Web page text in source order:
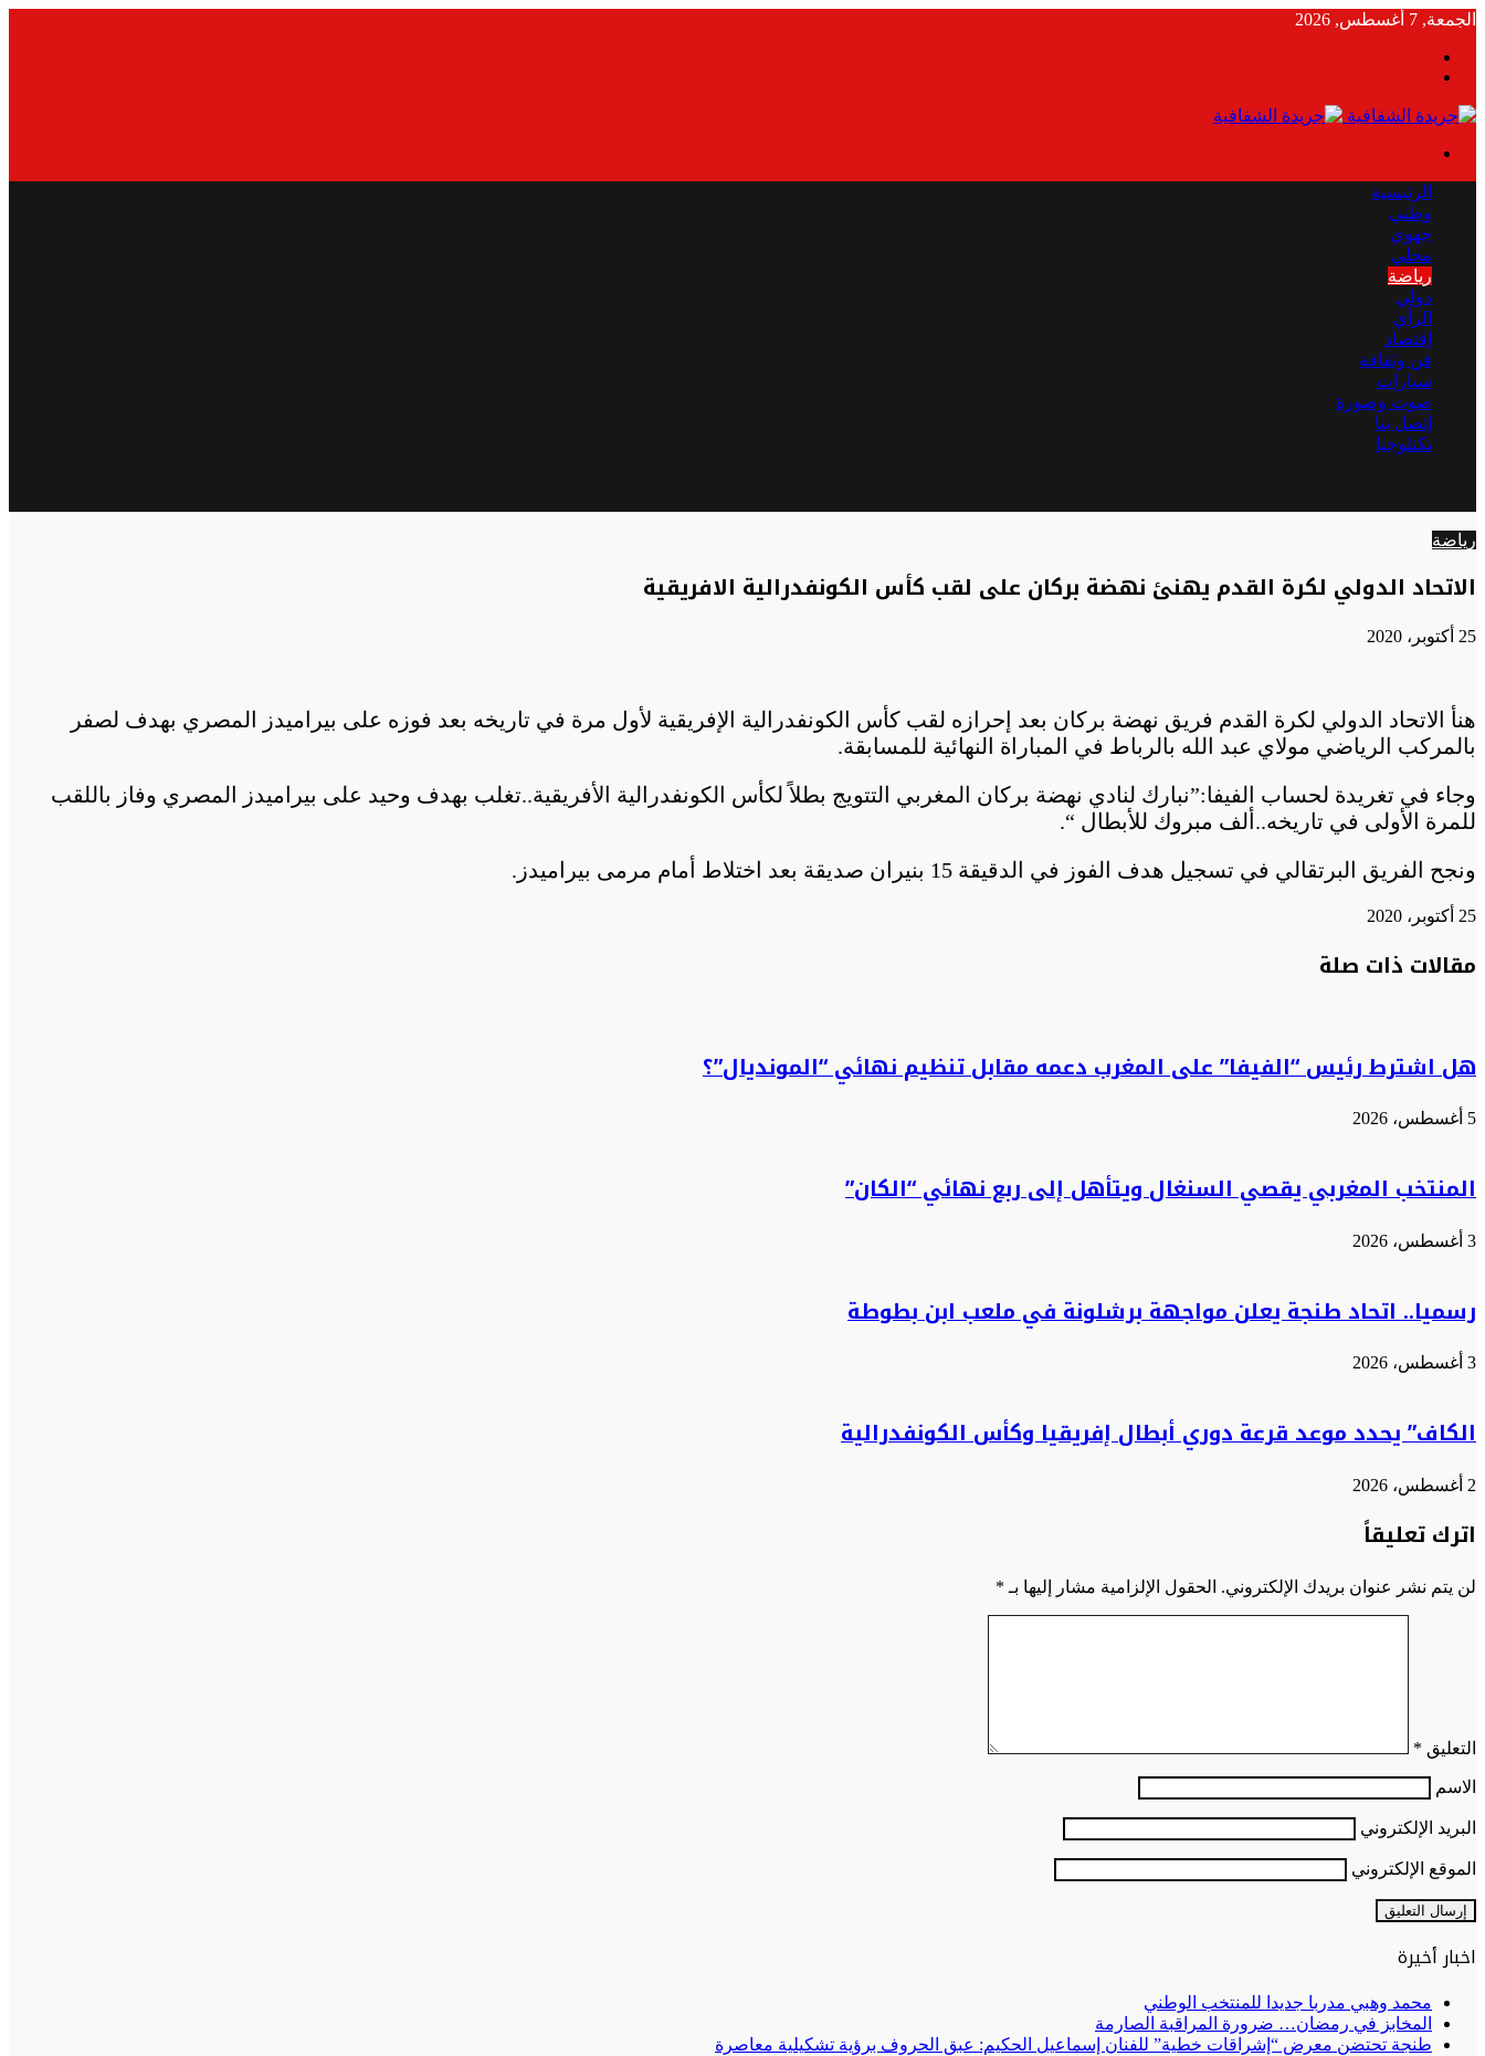
الجمعة, 7 أغسطس, 2026
الرئيسية
وطني
جهوي
محلي
رياضة
دولي
الرأي
إقتصاد
فن وثقافة
سيارات
صوت وصورة
إتصل بنا
تكنلوجيا
رياضة
الاتحاد الدولي لكرة القدم يهنئ نهضة بركان على لقب كأس الكونفدرالية الافريقية
25 أكتوبر، 2020
هنأ الاتحاد الدولي لكرة القدم فريق نهضة بركان بعد إحرازه لقب كأس الكونفدرالية الإفريقية لأول مرة في تاريخه بعد فوزه على بيراميدز المصري بهدف لصفر
بالمركب الرياضي مولاي عبد الله بالرباط في المباراة النهائية للمسابقة.
وجاء في تغريدة لحساب الفيفا:”نبارك لنادي نهضة بركان المغربي التتويج بطلاً لكأس الكونفدرالية الأفريقية..تغلب بهدف وحيد على بيراميدز المصري وفاز باللقب
للمرة الأولى في تاريخه..ألف مبروك للأبطال “.
ونجح الفريق البرتقالي في تسجيل هدف الفوز في الدقيقة 15 بنيران صديقة بعد اختلاط أمام مرمى بيراميدز.
25 أكتوبر، 2020
عبر
البريد
مقالات ذات صلة
هل اشترط رئيس “الفيفا” على المغرب دعمه مقابل تنظيم نهائي “المونديال”؟
5 أغسطس، 2026
المنتخب المغربي يقصي السنغال ويتأهل إلى ربع نهائي “الكان”
3 أغسطس، 2026
رسميا.. اتحاد طنجة يعلن مواجهة برشلونة في ملعب ابن بطوطة
3 أغسطس، 2026
الكاف” يحدد موعد قرعة دوري أبطال إفريقيا وكأس الكونفدرالية
2 أغسطس، 2026
اترك تعليقاً
لن يتم نشر عنوان بريدك الإلكتروني. الحقول الإلزامية مشار إليها بـ *
التعليق *
الاسم
البريد الإلكتروني
الموقع الإلكتروني
اخبار أخيرة
محمد وهبي مدربا جديدا للمنتخب الوطني
المخابز في رمضان… ضرورة المراقبة الصارمة
طنجة تحتضن معرض “إشراقات خطية” للفنان إسماعيل الحكيم: عبق الحروف برؤية تشكيلية معاصرة